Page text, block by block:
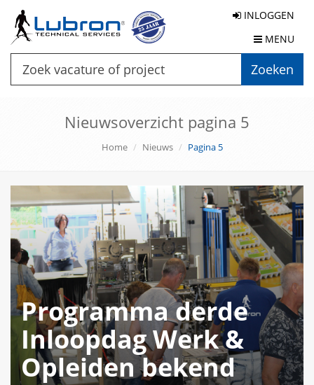
Zoeken
INLOGGEN
MENU
Nieuwsoverzicht pagina 5
Home Nieuws Pagina 5
Programma derde
Inloopdag Werk &
Opleiden bekend